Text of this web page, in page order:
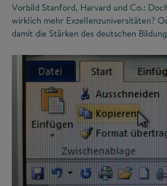
Vorbild Stanford, Harvard und Co.:
wirklich mehr Exzellenzuniversitäten?
damit die Stärken des deutschen